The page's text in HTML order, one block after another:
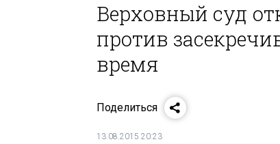
Верховный суд
против
время
Поделиться
13.08.2015 20:23